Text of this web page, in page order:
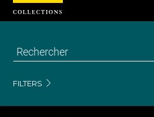
FILTERS
Cookies management panel